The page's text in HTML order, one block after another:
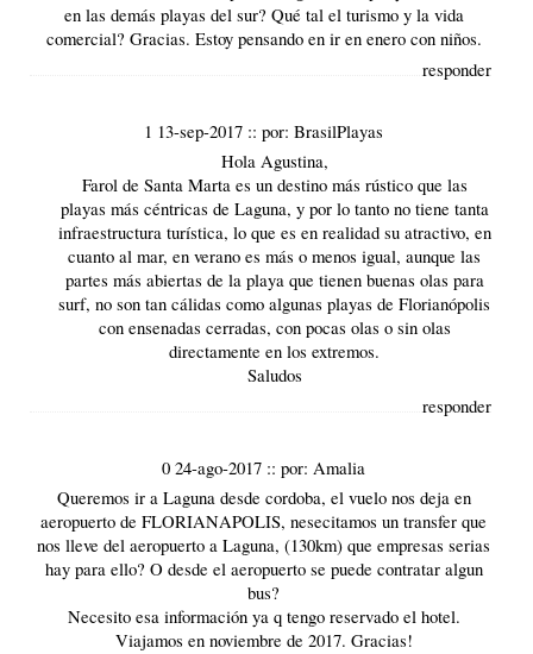
en las demás playas del sur? Qué tal el turismo y la vida
comercial? Gracias. Estoy pensando en ir en enero con niños.
responder
1 13-sep-2017 ::por:BrasilPlayas
Hola Agustina,
Farol de Santa Marta es un destino más rústico que las
playas más céntricas de Laguna, y por lo tanto no tiene tanta
infraestructura turística, lo que es en realidad su atractivo, en
cuanto al mar, en verano es más o menos igual, aunque las
partes más abiertas de la playa que tienen buenas olas para
surf, no son tan cálidas como algunas playas de Florianópolis
con ensenadas cerradas, con pocas olas o sin olas
directamente en los extremos.
Saludos
responder
0 24-ago-2017 ::por:Amalia
Queremos ir a Laguna desde cordoba, el vuelo nos deja en
aeropuerto de FLORIANAPOLIS, nesecitamos un transfer que
nos lleve del aeropuerto a Laguna, (130km) que empresas serias
hay para ello? O desde el aeropuerto se puede contratar algun
bus?
Necesito esa información ya q tengo reservado el hotel.
Viajamos en noviembre de 2017. Gracias!